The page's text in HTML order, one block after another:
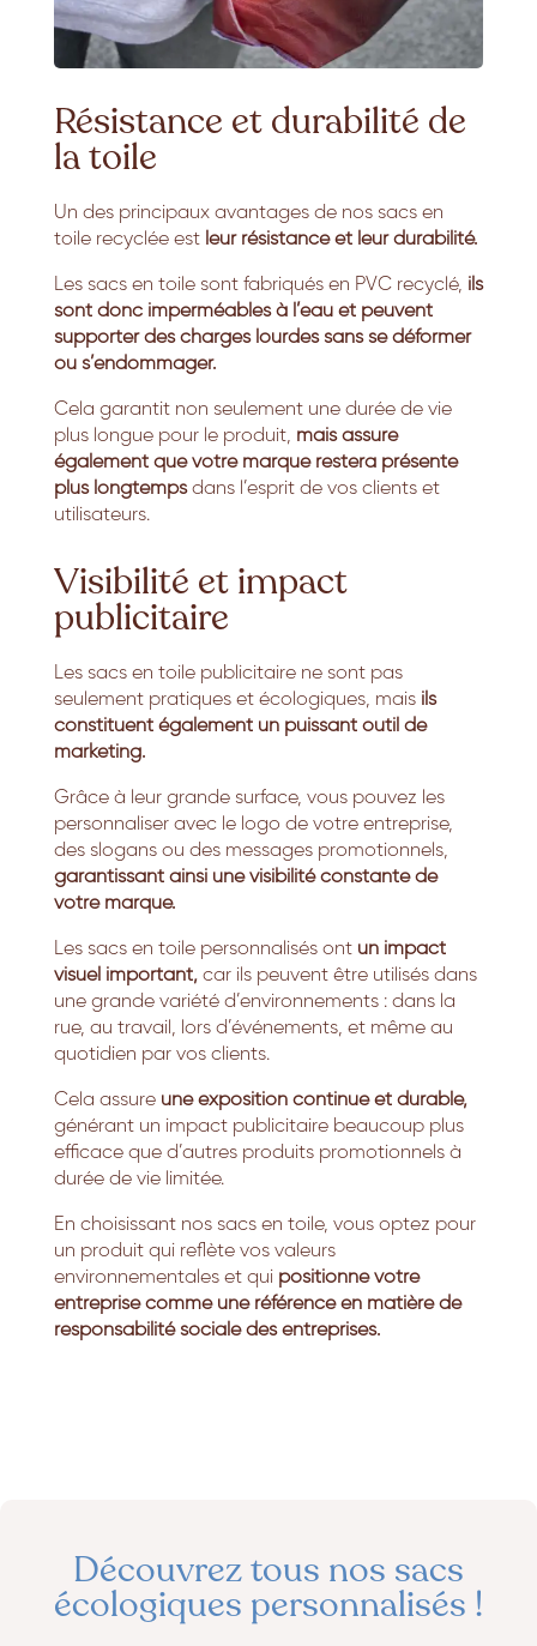
Résistance et durabilité de
la toile
Un des principaux avantages de nos sacs en
toile recyclée est leur résistance et leur durabilité.
Les sacs en toile sont fabriqués en PVC recyclé, ils
sont donc imperméables à l’eau et peuvent
supporter des charges lourdes sans se déformer
ou s’endommager.
Cela garantit non seulement une durée de vie
plus longue pour le produit, mais assure
également que votre marque restera présente
plus longtempsdans l’esprit de vos clients et
utilisateurs.
Visibilité et impact
publicitaire
Les sacs en toile publicitaire ne sont pas
seulement pratiques et écologiques, mais ils
constituent également un puissant outil de
marketing.
Grâce à leur grande surface, vous pouvez les
personnaliser avec le logo de votre entreprise,
des slogans ou des messages promotionnels,
garantissant ainsi une visibilité constante de
votre marque.
Les sacs en toile personnalisés ont un impact
visuel important,car ils peuvent être utilisés dans
une grande variété d’environnements : dans la
rue, au travail, lors d’événements, et même au
quotidien par vos clients.
Cela assure une exposition continue et durable,
générant un impact publicitaire beaucoup plus
efficace que d’autres produits promotionnels à
durée de vie limitée.
En choisissant nos sacs en toile, vous optez pour
un produit qui reflète vos valeurs
environnementales et qui positionne votre
entreprise comme une référence en matière de
responsabilité sociale des entreprises.
Découvrez tous nos sacs
écologiques personnalisés !